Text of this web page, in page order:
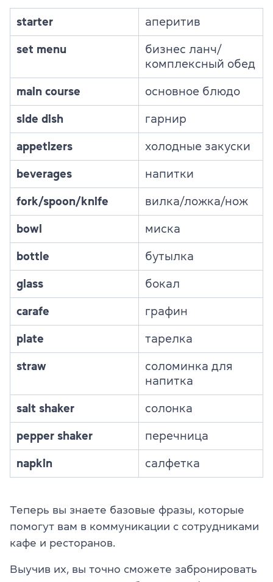
starter аперитив
set menu
бизнес ланч/
комплексный обед
main course основное блюдо
side dish гарнир
appetizers холодные закуски
beverages напитки
fork/spoon/knife вилка/ложка/нож
bowl миска
bottle бутылка
glass бокал
carafe графин
plate тарелка
straw
соломинка для
напитка
salt shaker солонка
pepper shaker перечница
napkin салфетка
Теперь вы знаете базовые фразы, которые
помогут вам в коммуникации с сотрудниками
кафе и ресторанов.
Выучив их, вы точно сможете забронировать